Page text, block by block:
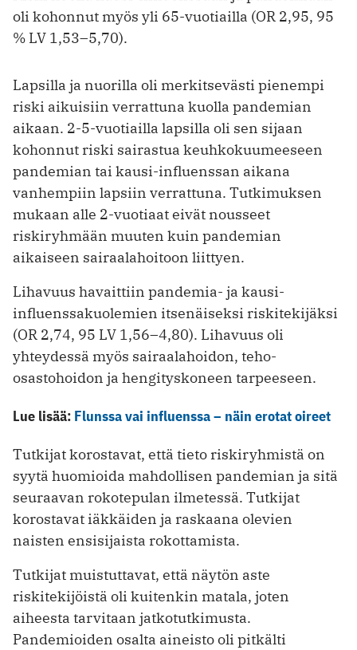
oli kohonnut myös yli 65-vuotiailla (OR 2,95, 95
% LV 1,53–5,70).
Lapsilla ja nuorilla oli merkitsevästi pienempi
riski aikuisiin verrattuna kuolla pandemian
aikaan. 2-5-vuotiailla lapsilla oli sen sijaan
kohonnut riski sairastua keuhkokuumeeseen
pandemian tai kausi-influenssan aikana
vanhempiin lapsiin verrattuna. Tutkimuksen
mukaan alle 2-vuotiaat eivät nousseet
riskiryhmään muuten kuin pandemian
aikaiseen sairaalahoitoon liittyen.
Lihavuus havaittiin pandemia- ja kausi-
influenssakuolemien itsenäiseksi riskitekijäksi
(OR 2,74, 95 LV 1,56–4,80). Lihavuus oli
yhteydessä myös sairaalahoidon, teho-
osastohoidon ja hengityskoneen tarpeeseen.
Lue lisää: Flunssa vai influenssa – näin erotat oireet
Tutkijat korostavat, että tieto riskiryhmistä on
syytä huomioida mahdollisen pandemian ja sitä
seuraavan rokotepulan ilmetessä. Tutkijat
korostavat iäkkäiden ja raskaana olevien
naisten ensisijaista rokottamista.
Tutkijat muistuttavat, että näytön aste
riskitekijöistä oli kuitenkin matala, joten
aiheesta tarvitaan jatkotutkimusta.
Pandemioiden osalta aineisto oli pitkälti